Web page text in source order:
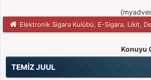
Elektronik Sigara Kulübü, E-Sigara, Likit,
Konuyu
TEMİZ JUUL